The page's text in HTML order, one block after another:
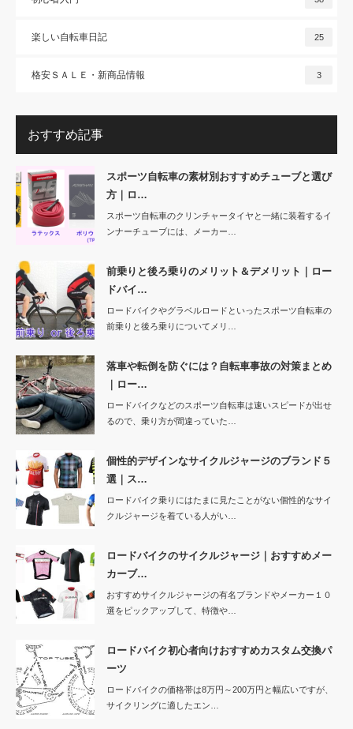
楽しい自転車日記 25
格安ＳＡＬＥ・新商品情報 3
おすすめ記事
スポーツ自転車の素材別おすすめチューブと選び
方｜ロ…
スポーツ自転車のクリンチャータイヤと一緒に装着するイ
ンナーチューブには、メーカー…
前乗りと後ろ乗りのメリット＆デメリット｜ロー
ドバイ…
ロードバイクやグラベルロードといったスポーツ自転車の
前乗りと後ろ乗りについてメリ…
落車や転倒を防ぐには？自転車事故の対策まとめ
｜ロー…
ロードバイクなどのスポーツ自転車は速いスピードが出せ
るので、乗り方が間違っていた…
個性的デザインなサイクルジャージのブランド５
選｜ス…
ロードバイク乗りにはたまに見たことがない個性的なサイ
クルジャージを着ている人がい…
ロードバイクのサイクルジャージ｜おすすめメー
カーブ…
おすすめサイクルジャージの有名ブランドやメーカー１０
選をピックアップして、特徴や…
ロードバイク初心者向けおすすめカスタム交換パ
ーツ
ロードバイクの価格帯は8万円～200万円と幅広いですが、
サイクリングに適したエン…